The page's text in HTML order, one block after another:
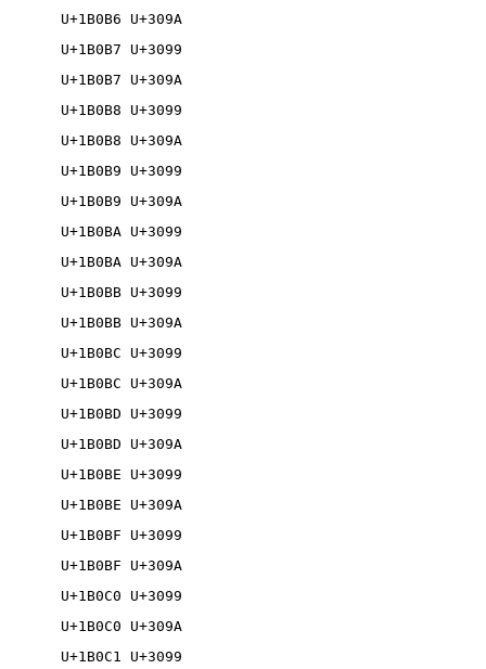
U+1B0B6 U+309A
U+1B0B7 U+3099
U+1B0B7 U+309A
U+1B0B8 U+3099
U+1B0B8 U+309A
U+1B0B9 U+3099
U+1B0B9 U+309A
U+1B0BA U+3099
U+1B0BA U+309A
U+1B0BB U+3099
U+1B0BB U+309A
U+1B0BC U+3099
U+1B0BC U+309A
U+1B0BD U+3099
U+1B0BD U+309A
U+1B0BE U+3099
U+1B0BE U+309A
U+1B0BF U+3099
U+1B0BF U+309A
U+1B0C0 U+3099
U+1B0C0 U+309A
U+1B0C1 U+3099